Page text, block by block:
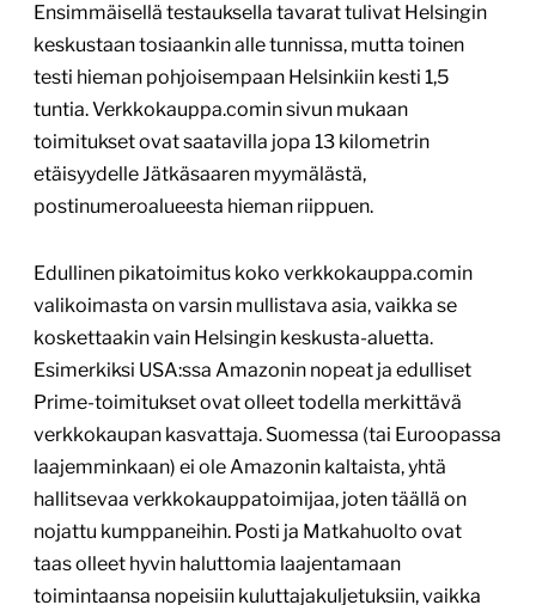
Ensimmäisellä testauksella tavarat tulivat Helsingin
keskustaan tosiaankin alle tunnissa, mutta toinen
testi hieman pohjoisempaan Helsinkiin kesti 1,5
tuntia. Verkkokauppa.comin sivun mukaan
toimitukset ovat saatavilla jopa 13 kilometrin
etäisyydelle Jätkäsaaren myymälästä,
postinumeroalueesta hieman riippuen.
Edullinen pikatoimitus koko verkkokauppa.comin
valikoimasta on varsin mullistava asia, vaikka se
koskettaakin vain Helsingin keskusta-aluetta.
Esimerkiksi USA:ssa Amazonin nopeat ja edulliset
Prime-toimitukset ovat olleet todella merkittävä
verkkokaupan kasvattaja. Suomessa (tai Euroopassa
laajemminkaan) ei ole Amazonin kaltaista, yhtä
hallitsevaa verkkokauppatoimijaa, joten täällä on
nojattu kumppaneihin. Posti ja Matkahuolto ovat
taas olleet hyvin haluttomia laajentamaan
toimintaansa nopeisiin kuluttajakuljetuksiin, vaikka